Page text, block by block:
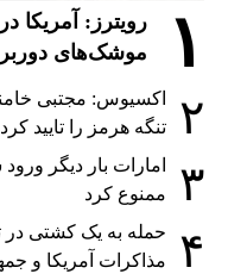
۱
رویترز: آمریکا
موشک‌های
۲
اکسیوس: مجتبی
تنگه هرمز را تایید
۳
امارات بار دیگر
ممنوع کرد
۴
حمله به یک کشتی در
مذاکرات آمریکا و